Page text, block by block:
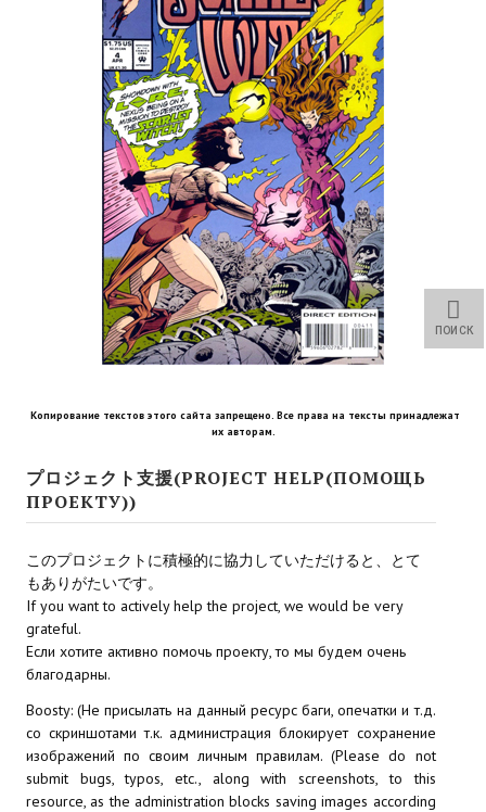
Расширенная версия Х3
REBalance
Работы Kuroneko
Doom 3 Remaster Fan Edition
X2 - The Threat Remaster Fan Edition
Quake III Arena Remaster Fan Edition
Star Trek Voyager Elite Force Remaster Fan Edition
Sacred Gold Remaster Fan Edition
Red Faction remaster Fan Edition
Aliens versus Predator 1 Remaster Fan Edition
Корсары 3 Сундук мертвеца Remaster Fan Edition
Sea Dogs Remaster Fan Edition
НОВОСТИ ПОРТАЛА
Новости Архив
МОДЫ ДЛЯ ИГР
Копирование текстов этого сайта запрещено. Все права на тексты принадлежат
их авторам.
プロジェクト支援(PROJECT HELP(ПОМОЩЬ
ПРОЕКТУ))
このプロジェクトに積極的に協力していただけると、とて
もありがたいです。
If you want to actively help the project, we would be very
grateful.
Если хотите активно помочь проекту, то мы будем очень
благодарны.
Boosty: (Не присылать на данный ресурс баги, опечатки и т.д.
со скриншотами т.к. администрация блокирует сохранение
изображений по своим личным правилам. (Please do not
submit bugs, typos, etc., along with screenshots, to this
resource, as the administration blocks saving images according
ПОИСК